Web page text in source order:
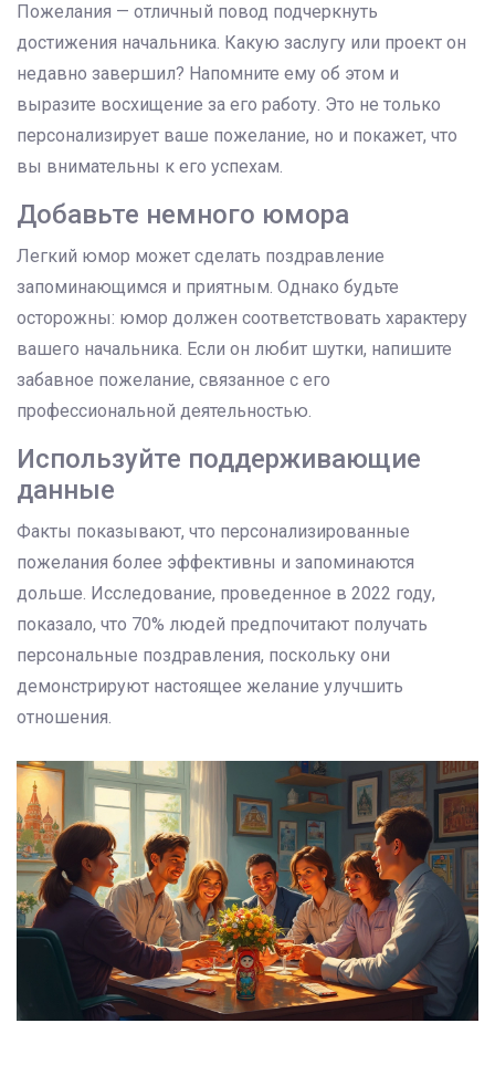
Пожелания — отличный повод подчеркнуть
достижения начальника. Какую заслугу или проект он
недавно завершил? Напомните ему об этом и
выразите восхищение за его работу. Это не только
персонализирует ваше пожелание, но и покажет, что
вы внимательны к его успехам.
Добавьте немного юмора
Легкий юмор может сделать поздравление
запоминающимся и приятным. Однако будьте
осторожны: юмор должен соответствовать характеру
вашего начальника. Если он любит шутки, напишите
забавное пожелание, связанное с его
профессиональной деятельностью.
Используйте поддерживающие
данные
Факты показывают, что персонализированные
пожелания более эффективны и запоминаются
дольше. Исследование, проведенное в 2022 году,
показало, что 70% людей предпочитают получать
персональные поздравления, поскольку они
демонстрируют настоящее желание улучшить
отношения.